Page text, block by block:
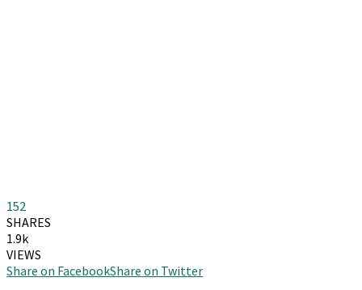
152
SHARES
1.9k
VIEWS
Share on FacebookShare on Twitter